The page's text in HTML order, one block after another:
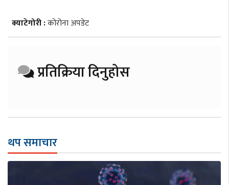
क्याटेगोरी :कोरोना अपडेट
प्रतिक्रिया दिनुहोस
थप समाचार